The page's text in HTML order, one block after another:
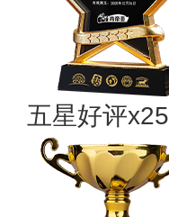
五星好评x25